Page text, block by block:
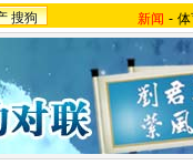
搜狗 新闻 -